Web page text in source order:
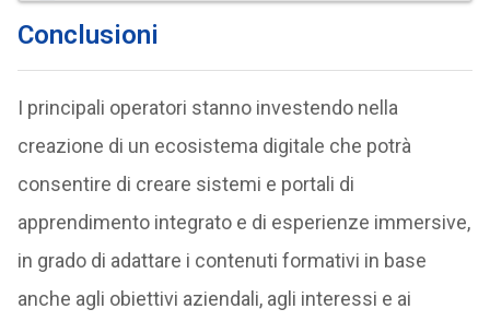
Conclusioni
I principali operatori stanno investendo nella
creazione di un ecosistema digitale che potrà
consentire di creare sistemi e portali di
apprendimento integrato e di esperienze immersive,
in grado di adattare i contenuti formativi in base
anche agli obiettivi aziendali, agli interessi e ai